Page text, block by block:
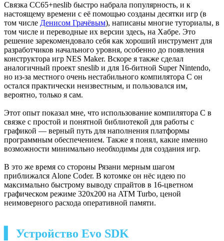
Связка CC65+neslib быстро набрала популярность, и к
настоящему времени с её помощью созданы десятки игр (в
том числе Денисом Грачёвым), написаны многие туториалы, в
том числе и переводные их версии здесь, на Хабре. Это
решение зарекомендовало себя как хороший инструмент для
разработчиков начального уровня, особенно до появления
конструктора игр NES Maker. Вскоре я также сделал
аналогичный проект sneslib и для 16-битной Super Nintendo,
но из-за местного очень нестабильного компилятора C он
остался практически неизвестным, и пользовался им,
вероятно, только я сам.
Этот опыт показал мне, что использование компилятора C в
связке с простой и понятной библиотекой для работы с
графикой — верный путь для наполнения платформы
программным обеспечением. Также я понял, какие именно
возможности минимально необходимы для создания игр.
В это же время со стороны Рязани мерным шагом
приближался Alone Coder. В котомке он нёс идею по
максимально быстрому выводу спрайтов в 16-цветном
графическом режиме 320x200 на ATM Turbo, ценой
неимоверного расхода оперативной памяти.
▍ Устройство Evo SDK